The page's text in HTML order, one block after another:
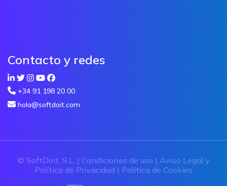
Contacto y redes
+34 91 198 20 00
hola@softdoit.com
© SoftDoit, S.L. | Condiciones de uso | Aviso Legal y
Política de Privacidad | Política de Cookies